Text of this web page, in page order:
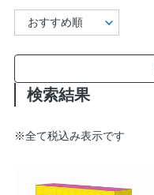
検索結果
※全て税込み表示です